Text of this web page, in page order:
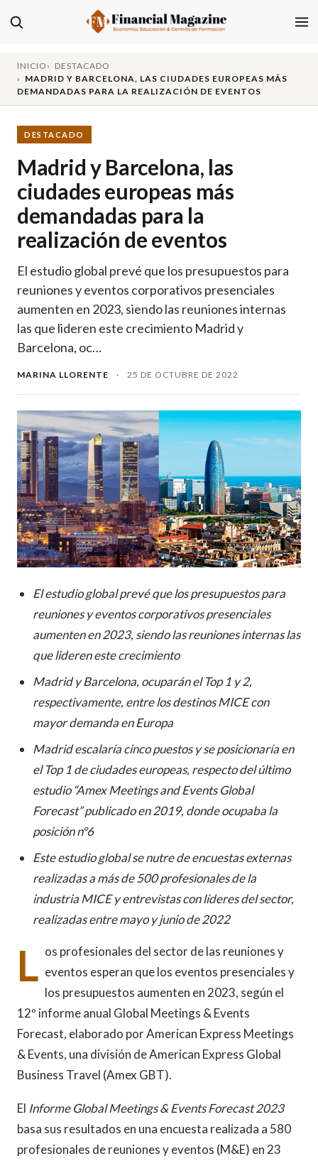
INICIO
DESTACADO
MADRID Y BARCELONA, LAS CIUDADES EUROPEAS MÁS
DEMANDADAS PARA LA REALIZACIÓN DE EVENTOS
DESTACADO
Madrid y Barcelona, las
ciudades europeas más
demandadas para la
realización de eventos
El estudio global prevé que los presupuestos para
reuniones y eventos corporativos presenciales
aumenten en 2023, siendo las reuniones internas
las que lideren este crecimiento Madrid y
Barcelona, oc…
MARINA LLORENTE · 25 DE OCTUBRE DE 2022
El estudio global prevé que los presupuestos para
reuniones y eventos corporativos presenciales
aumenten en 2023, siendo las reuniones internas las
que lideren este crecimiento
Madrid y Barcelona, ocuparán el Top 1 y 2,
respectivamente, entre los destinos MICE con
mayor demanda en Europa
Madrid escalaría cinco puestos y se posicionaría en
el Top 1 de ciudades europeas, respecto del último
estudio “Amex Meetings and Events Global
Forecast” publicado en 2019, donde ocupaba la
posición nº6
Este estudio global se nutre de encuestas externas
realizadas a más de 500 profesionales de la
industria MICE y entrevistas con líderes del sector,
realizadas entre mayo y junio de 2022
L os profesionales del sector de las reuniones y
eventos esperan que los eventos presenciales y
los presupuestos aumenten en 2023, según el
12º informe anual Global Meetings & Events
Forecast, elaborado por American Express Meetings
& Events, una división de American Express Global
Business Travel (Amex GBT).
El Informe Global Meetings & Events Forecast 2023
basa sus resultados en una encuesta realizada a 580
profesionales de reuniones y eventos (M&E) en 23